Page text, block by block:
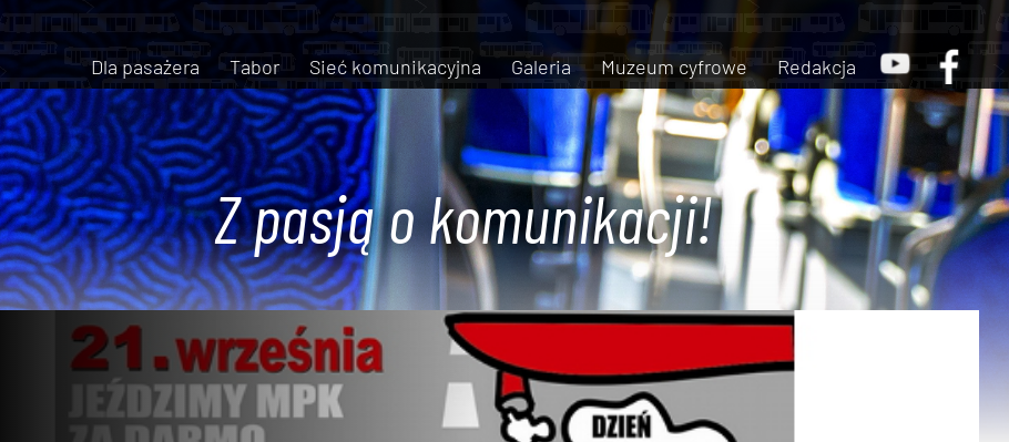
Dla pasażera Tabor Sieć komunikacyjna Galeria Muzeum cyfrowe Redakcja
Z pasją o komunikacji!